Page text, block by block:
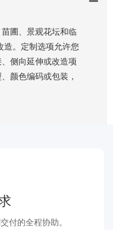
圃、景观花坛和临
造。定制选项允许您
侧向延伸或改造项
颜色编码或包装，
付的全程协助。